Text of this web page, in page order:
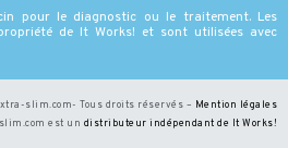
pour le diagnostic ou le traitement. Les
de It Works! et sont utilisées avec
slim.com- Tous droits réservés – Mention légales
est un distributeur indépendant de It Works!